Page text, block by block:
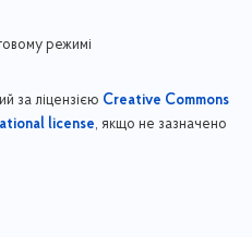
режимі
за ліцензією Creative Commons
license, якщо не зазначено